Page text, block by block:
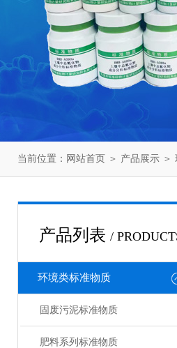
当前位置： 网站首页 ＞ 产品展示 ＞
产品列表 /
环境类标准物质
固废污泥标准物质
肥料系列标准物质